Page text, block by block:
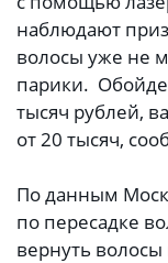
наблюдают
волосы уже не
парики.
тысяч рублей,
от 20 тысяч,
По данным
по пересадке
вернуть